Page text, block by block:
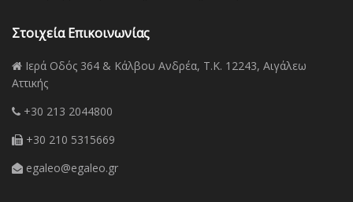
Στοιχεία Επικοινωνίας
Ιερά Οδός 364 & Κάλβου Ανδρέα, Τ.Κ. 12243, Αιγάλεω
Αττικής
+30 213 2044800
+30 210 5315669
egaleo@egaleo.gr